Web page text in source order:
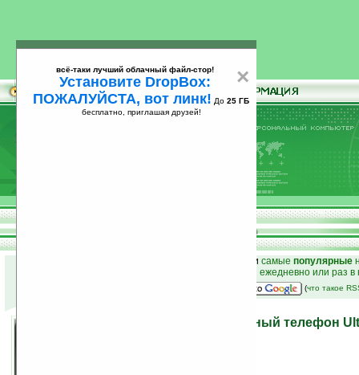
25
и самые популярные
на email ежедневно или раз
(что такое
Samsung №3 – музыкальный телефон
×
всё-таки лучший облачный файл-стор!
Установите DropBox:
ПОЖАЛУЙСТА, вот линк! До 25 ГБ
бесплатно, приглашая друзей!